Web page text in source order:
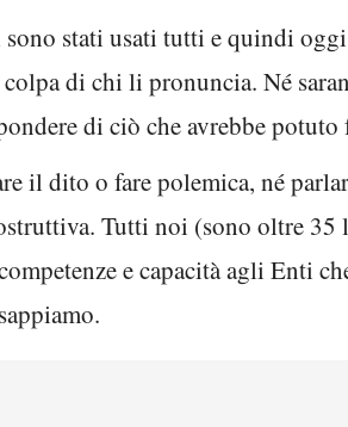
stati usati tutti e quindi
di chi li pronuncia. Né
di ciò che avrebbe potuto
il dito o fare polemica, né
Tutti noi (sono oltre
e capacità agli Enti